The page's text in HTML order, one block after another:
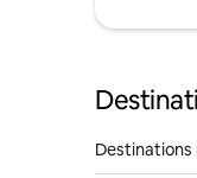
Destinations